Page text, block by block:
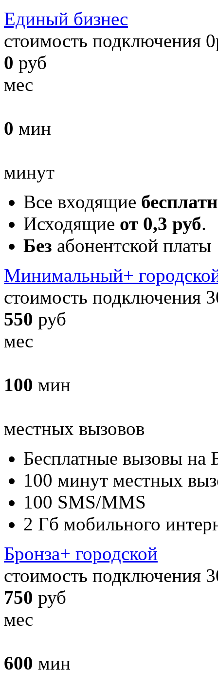
Единый бизнес
стоимость подключения
0 руб
мес
0 мин
минут
Все входящие
Исходящие от 0,3 руб.
Без абонентской платы
Минимальный+
стоимость подключения
550 руб
мес
100 мин
местных вызовов
Бесплатные вызовы
100 минут местных
100 SMS/MMS
2 Гб мобильного
Бронза+ городской
стоимость подключения
750 руб
мес
600 мин